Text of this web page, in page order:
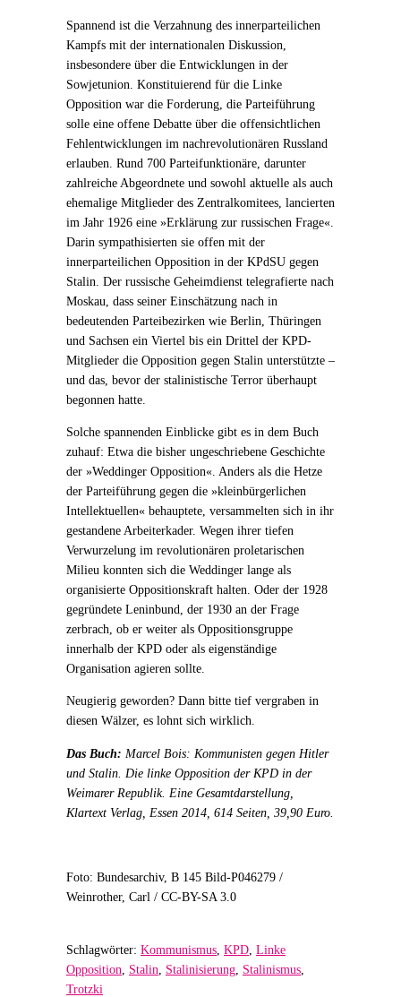
Spannend ist die Verzahnung des innerparteilichen
Kampfs mit der internationalen Diskussion,
insbesondere über die Entwicklungen in der
Sowjetunion. Konstituierend für die Linke
Opposition war die Forderung, die Parteiführung
solle eine offene Debatte über die offensichtlichen
Fehlentwicklungen im nachrevolutionären Russland
erlauben. Rund 700 Parteifunktionäre, darunter
zahlreiche Abgeordnete und sowohl aktuelle als auch
ehemalige Mitglieder des Zentralkomitees, lancierten
im Jahr 1926 eine »Erklärung zur russischen Frage«.
Darin sympathisierten sie offen mit der
innerparteilichen Opposition in der KPdSU gegen
Stalin. Der russische Geheimdienst telegrafierte nach
Moskau, dass seiner Einschätzung nach in
bedeutenden Parteibezirken wie Berlin, Thüringen
und Sachsen ein Viertel bis ein Drittel der KPD-
Mitglieder die Opposition gegen Stalin unterstützte –
und das, bevor der stalinistische Terror überhaupt
begonnen hatte.
Solche spannenden Einblicke gibt es in dem Buch
zuhauf: Etwa die bisher ungeschriebene Geschichte
der »Weddinger Opposition«. Anders als die Hetze
der Parteiführung gegen die »kleinbürgerlichen
Intellektuellen« behauptete, versammelten sich in ihr
gestandene Arbeiterkader. Wegen ihrer tiefen
Verwurzelung im revolutionären proletarischen
Milieu konnten sich die Weddinger lange als
organisierte Oppositionskraft halten. Oder der 1928
gegründete Leninbund, der 1930 an der Frage
zerbrach, ob er weiter als Oppositionsgruppe
innerhalb der KPD oder als eigenständige
Organisation agieren sollte.
Neugierig geworden? Dann bitte tief vergraben in
diesen Wälzer, es lohnt sich wirklich.
Das Buch: Marcel Bois: Kommunisten gegen Hitler
und Stalin. Die linke Opposition der KPD in der
Weimarer Republik. Eine Gesamtdarstellung,
Klartext Verlag, Essen 2014, 614 Seiten, 39,90 Euro.
Foto: Bundesarchiv, B 145 Bild-P046279 /
Weinrother, Carl / CC-BY-SA 3.0
Schlagwörter: Kommunismus KPD Linke
Opposition
Stalin Stalinisierung Stalinismus
Trotzki